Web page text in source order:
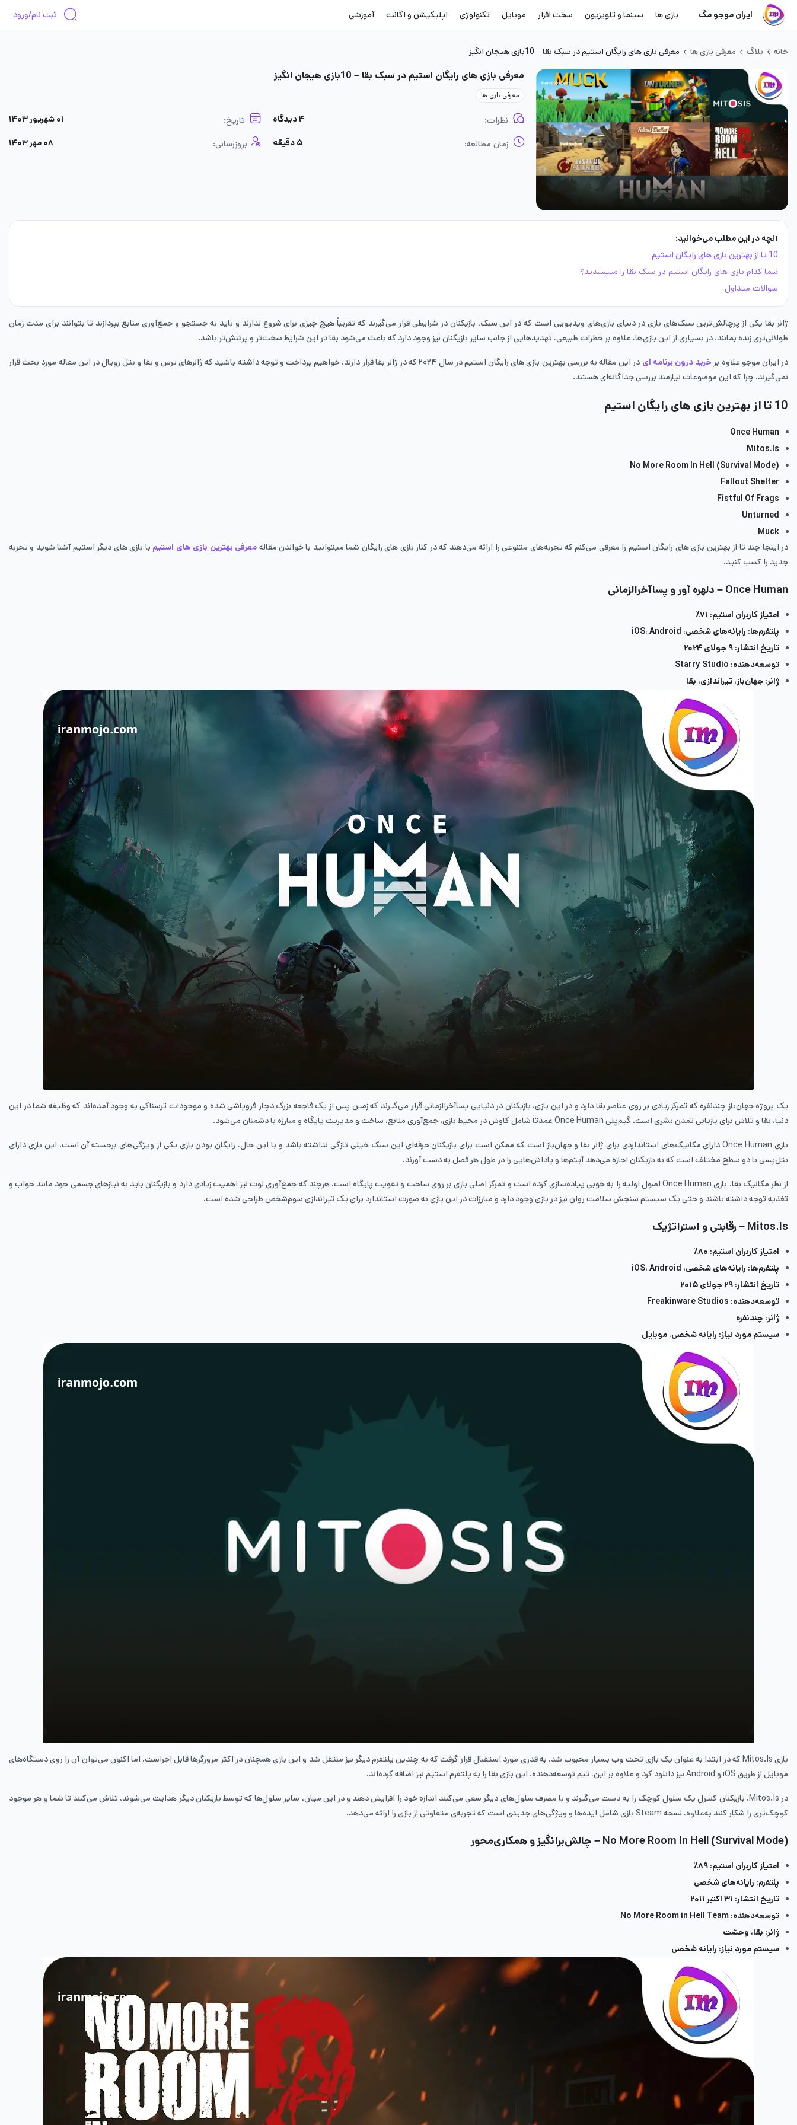
ایران موجو مگ بازی ها سینما و تلویزیون سخت افزار موبایل تکنولوژی اپلیکیشن و اکانت آموزشی ثبت نام/ورود
خانه بلاگ معرفی بازی ها معرفی بازی های رایگان استیم در سبک بقا – 10بازی هیجان انگیز
معرفی بازی های رایگان استیم در سبک بقا – 10بازی هیجان انگیز
معرفی بازی ها
نظرات: ۴ دیدگاه تاریخ: ۰۱ شهریور ۱۴۰۳
زمان مطالعه: ۵ دقیقه بروزرسانی: ۰۸ مهر ۱۴۰۳
آنچه در این مطلب می‌خوانید:
10 تا از بهترین بازی های رایگان استیم
شما کدام بازی های رایگان استیم در سبک بقا را میپسندید؟
سوالات متداول
ژانر بقا یکی از پرچالش‌ترین سبک‌های بازی‌ در دنیای بازی‌های ویدیویی است که در این سبک، بازیکنان در شرایطی قرار می‌گیرند که تقریباً هیچ چیزی برای شروع ندارند و باید به جستجو و جمع‌آوری منابع بپردازند تا بتوانند برای مدت زمان
طولانی‌تری زنده بمانند. در بسیاری از این بازی‌ها، علاوه بر خطرات طبیعی، تهدیدهایی از جانب سایر بازیکنان نیز وجود دارد که باعث می‌شود بقا در این شرایط سخت‌تر و پرتنش‌تر باشد.
در ایران موجو علاوه بر خرید درون برنامه ای
در این مقاله به بررسی بهترین بازی های رایگان استیم در سال ۲۰۲۴ که در ژانر بقا قرار دارند، خواهیم پرداخت و توجه داشته باشید که ژانرهای ترس و بقا و بتل رویال در این مقاله مورد بحث قرار
نمی‌گیرند، چرا که این موضوعات نیازمند بررسی جداگانه‌ای هستند.
10 تا از بهترین بازی های رایگان استیم
Once Human
Mitos.Is
No More Room In Hell (Survival Mode)
Fallout Shelter
Fistful Of Frags
Unturned
Muck
در اینجا چند تا از بهترین بازی های رایگان استیم را معرفی می‌کنم که تجربه‌های متنوعی را ارائه می‌دهند که در کنار بازی های رایگان شما میتوانید با خواندن مقاله معرفی بهترین بازی های استیم با بازی های دیگر استیم آشنا شوید و تحربه
جدید را کسب کنید.
Once Human – دلهره آور و پسا‌آخرالزمانی
امتیاز کاربران استیم: ۷۱٪
پلتفرم‌ها: رایانه‌های شخصی، iOS، Android
تاریخ انتشار: ۹ جولای ۲۰۲۴
توسعه‌دهنده: Starry Studio
ژانر: جهان‌باز، تیراندازی، بقا
یک پروژه جهان‌باز چندنفره که تمرکز زیادی بر روی عناصر بقا دارد و در این بازی، بازیکنان در دنیایی پساآخرالزمانی قرار می‌گیرند که زمین پس از یک فاجعه بزرگ دچار فروپاشی شده و موجودات ترسناکی به وجود آمده‌اند که وظیفه شما در این
دنیا، بقا و تلاش برای بازیابی تمدن بشری است. گیم‌پلی Once Human عمدتاً شامل کاوش در محیط بازی، جمع‌آوری منابع، ساخت و مدیریت پایگاه و مبارزه با دشمنان می‌شود.
بازی Once Human دارای مکانیک‌های استانداردی برای ژانر بقا و جهان‌باز است که ممکن است برای بازیکنان حرفه‌ای این سبک خیلی تازگی نداشته باشد و با این حال، رایگان بودن بازی یکی از ویژگی‌های برجسته آن است. این بازی دارای
بتل‌پسی با دو سطح مختلف است که به بازیکنان اجازه می‌دهد آیتم‌ها و پاداش‌هایی را در طول هر فصل به دست آورند.
از نظر مکانیک بقا، بازی Once Human اصول اولیه را به خوبی پیاده‌سازی کرده است و تمرکز اصلی بازی بر روی ساخت و تقویت پایگاه است، هرچند که جمع‌آوری لوت نیز اهمیت زیادی دارد و بازیکنان باید به نیازهای جسمی خود مانند خواب و
تغذیه توجه داشته باشند و حتی یک سیستم سنجش سلامت روان نیز در بازی وجود دارد و مبارزات در این بازی به صورت استاندارد برای یک تیراندازی سوم‌شخص طراحی شده است.
Mitos.Is – رقابتی و استراتژیک
امتیاز کاربران استیم: ۸۰٪
پلتفرم‌ها: رایانه‌های شخصی، iOS، Android
تاریخ انتشار: ۲۹ جولای ۲۰۱۵
توسعه‌دهنده: Freakinware Studios
ژانر: چندنفره
سیستم مورد نیاز: رایانه شخصی، موبایل
بازی Mitos.Is که در ابتدا به عنوان یک بازی تحت وب بسیار محبوب شد، به قدری مورد استقبال قرار گرفت که به چندین پلتفرم دیگر نیز منتقل شد و این بازی همچنان در اکثر مرورگرها قابل اجراست، اما اکنون می‌توان آن را روی دستگاه‌های
موبایل از طریق iOS و Android نیز دانلود کرد و علاوه بر این، تیم توسعه‌دهنده، این بازی بقا را به پلتفرم استیم نیز اضافه کرده‌اند.
در Mitos.Is، بازیکنان کنترل یک سلول کوچک را به دست می‌گیرند و با مصرف سلول‌های دیگر سعی می‌کنند اندازه خود را افزایش دهند و در این میان، سایر سلول‌ها که توسط بازیکنان دیگر هدایت می‌شوند، تلاش می‌کنند تا شما و هر موجود
کوچک‌تری را شکار کنند به‌علاوه، نسخه Steam بازی شامل ایده‌ها و ویژگی‌های جدیدی است که تجربه‌ی متفاوتی از بازی را ارائه می‌دهد.
No More Room In Hell (Survival Mode) – چالش‌برانگیز و همکاری‌محور
امتیاز کاربران استیم: ۸۹٪
پلتفرم: رایانه‌های شخصی
تاریخ انتشار: ۳۱ اکتبر ۲۰۱۱
توسعه‌دهنده: No More Room in Hell Team
ژانر: بقا، وحشت
سیستم مورد نیاز: رایانه شخصی